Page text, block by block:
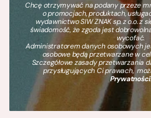
Chcę otrzymywać na podany przeze
o promocjach, produktach,
wydawnictwo SIW ZNAK sp. z o.o. z
świadomość, że zgoda jest
wycofać.
Administratorem danych osobowych
osobowe będą przetwarzane w
Szczegółowe zasady przetwarzania
przysługujących Ci prawach,
Prywatności.